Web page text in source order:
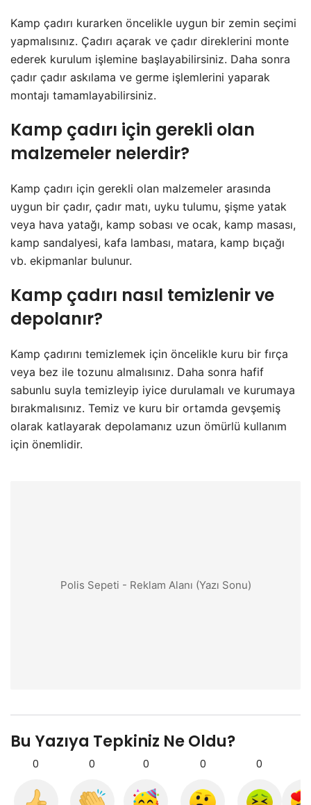
Kamp çadırı kurarken öncelikle uygun bir zemin seçimi
yapmalısınız. Çadırı açarak ve çadır direklerini monte
ederek kurulum işlemine başlayabilirsiniz. Daha sonra
çadır çadır askılama ve germe işlemlerini yaparak
montajı tamamlayabilirsiniz.
Kamp çadırı için gerekli olan
malzemeler nelerdir?
Kamp çadırı için gerekli olan malzemeler arasında
uygun bir çadır, çadır matı, uyku tulumu, şişme yatak
veya hava yatağı, kamp sobası ve ocak, kamp masası,
kamp sandalyesi, kafa lambası, matara, kamp bıçağı
vb. ekipmanlar bulunur.
Kamp çadırı nasıl temizlenir ve
depolanır?
Kamp çadırını temizlemek için öncelikle kuru bir fırça
veya bez ile tozunu almalısınız. Daha sonra hafif
sabunlu suyla temizleyip iyice durulamalı ve kurumaya
bırakmalısınız. Temiz ve kuru bir ortamda gevşemiş
olarak katlayarak depolamanız uzun ömürlü kullanım
için önemlidir.
Polis Sepeti - Reklam Alanı (Yazı Sonu)
Bu Yazıya Tepkiniz Ne Oldu?
0 0 0 0 0